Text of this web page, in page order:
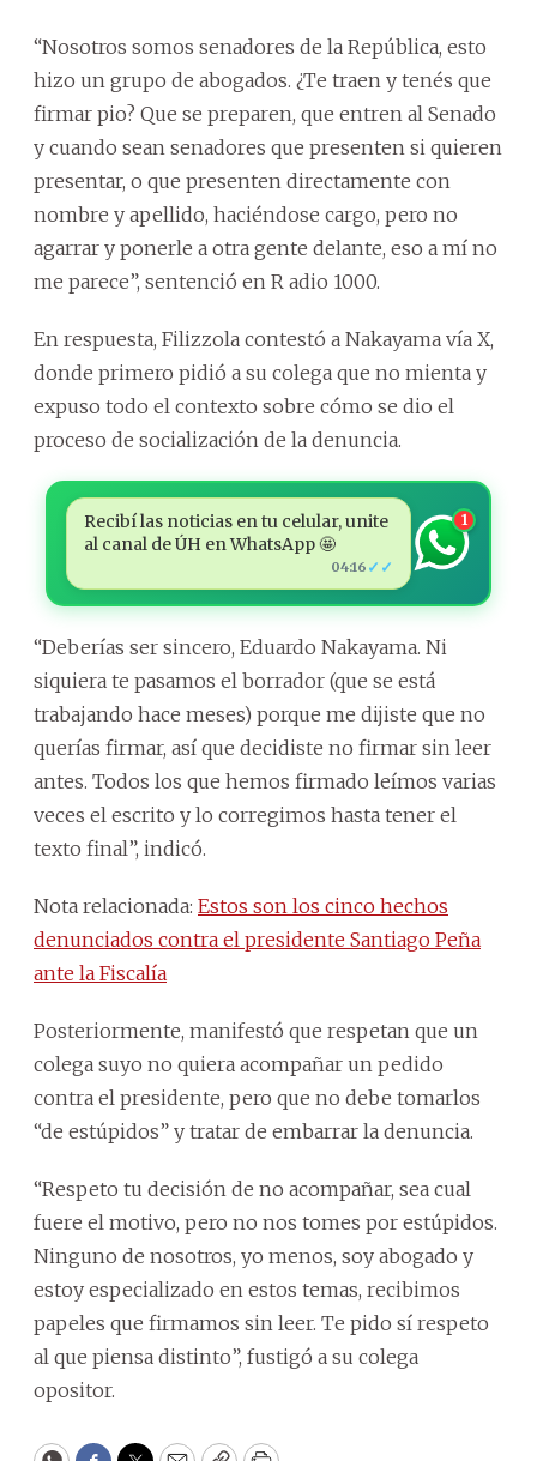
“Nosotros somos senadores de la República, esto
hizo un grupo de abogados. ¿Te traen y tenés que
firmar pio? Que se preparen, que entren al Senado
y cuando sean senadores que presenten si quieren
presentar, o que presenten directamente con
nombre y apellido, haciéndose cargo, pero no
agarrar y ponerle a otra gente delante, eso a mí no
me parece”, sentenció en R adio 1000.
En respuesta, Filizzola contestó a Nakayama vía X,
donde primero pidió a su colega que no mienta y
expuso todo el contexto sobre cómo se dio el
proceso de socialización de la denuncia.
Recibí las noticias en tu celular, unite
al canal de ÚH en WhatsApp 🤩
04:16 ✓✓
1
“Deberías ser sincero, Eduardo Nakayama. Ni
siquiera te pasamos el borrador (que se está
trabajando hace meses) porque me dijiste que no
querías firmar, así que decidiste no firmar sin leer
antes. Todos los que hemos firmado leímos varias
veces el escrito y lo corregimos hasta tener el
texto final”, indicó.
Nota relacionada: Estos son los cinco hechos
denunciados contra el presidente Santiago Peña
ante la Fiscalía
Posteriormente, manifestó que respetan que un
colega suyo no quiera acompañar un pedido
contra el presidente, pero que no debe tomarlos
“de estúpidos” y tratar de embarrar la denuncia.
“Respeto tu decisión de no acompañar, sea cual
fuere el motivo, pero no nos tomes por estúpidos.
Ninguno de nosotros, yo menos, soy abogado y
estoy especializado en estos temas, recibimos
papeles que firmamos sin leer. Te pido sí respeto
al que piensa distinto”, fustigó a su colega
opositor.